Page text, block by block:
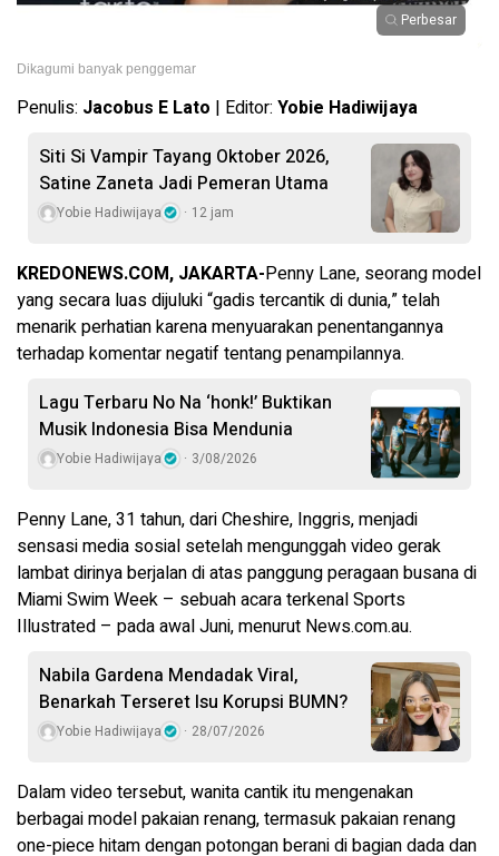
Perbesar
Dikagumi banyak penggemar
Penulis: Jacobus E Lato | Editor: Yobie Hadiwijaya
Siti Si Vampir Tayang Oktober 2026,
Satine Zaneta Jadi Pemeran Utama
Yobie Hadiwijaya 12 jam
KREDONEWS.COM, JAKARTA-Penny Lane, seorang model
yang secara luas dijuluki “gadis tercantik di dunia,” telah
menarik perhatian karena menyuarakan penentangannya
terhadap komentar negatif tentang penampilannya.
Lagu Terbaru No Na ‘honk!’ Buktikan
Musik Indonesia Bisa Mendunia
Yobie Hadiwijaya 3/08/2026
Penny Lane, 31 tahun, dari Cheshire, Inggris, menjadi
sensasi media sosial setelah mengunggah video gerak
lambat dirinya berjalan di atas panggung peragaan busana di
Miami Swim Week – sebuah acara terkenal Sports
Illustrated – pada awal Juni, menurut News.com.au.
Nabila Gardena Mendadak Viral,
Benarkah Terseret Isu Korupsi BUMN?
Yobie Hadiwijaya 28/07/2026
Dalam video tersebut, wanita cantik itu mengenakan
berbagai model pakaian renang, termasuk pakaian renang
one-piece hitam dengan potongan berani di bagian dada dan